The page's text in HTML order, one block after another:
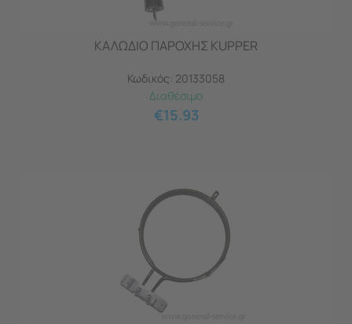
ΚΑΛΩΔΙΟ ΠΑΡΟΧΗΣ KUPPER
Κωδικός: 20133058
Διαθέσιμο
€15.93